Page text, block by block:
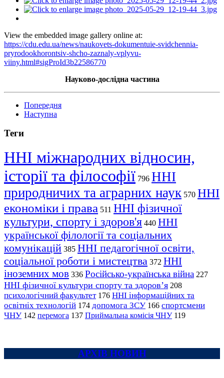
View the embedded image gallery online at:
https://cdu.edu.ua/news/naukovets-dokumentuie-svidchennia-
pryrodookhorontsiv-shcho-zaznaly-vplyvu-
viiny.html#sigProId3b22586770
Науково-дослідна частина
Попередня
Наступна
Теги
ННІ міжнародних відносин,
історії та філософії 796 ННІ
природничих та аграрних наук 570 ННІ
економіки і права 511 ННІ фізичної
культури, спорту і здоров'я 440 ННІ
української філології та соціальних
комунікацій 385 ННІ педагогічної освіти,
соціальної роботи і мистецтва 372 ННІ
іноземних мов 336 Російсько-українська війна 227
ННІ фізичної культури спорту та здоров’я 208
психологічний факультет 176 ННІ інформаційних та
освітніх технологій 174 допомога ЗСУ 166 спортсмени
ЧНУ 142 перемога 137 Приймальна комісія ЧНУ 119
АРХІВ НОВИН